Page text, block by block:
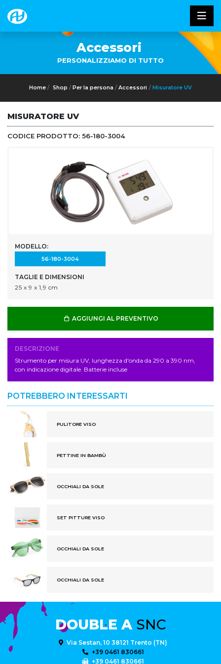
Accessori
PERSONALIZZIAMO DI TUTTO
Home Shop Per la persona Accessori Misuratore UV
MISURATORE UV
CODICE PRODOTTO: 56-180-3004
MODELLO:
56-180-3004
TAGLIE E DIMENSIONI
25 x 9 x 1,9 cm
AGGIUNGI AL PREVENTIVO
DESCRIZIONE
Strumento per misura UV, lunghezza d'onda da 290 a 390 nm,
con indicazione digitale. Batterie incluse
POTREBBERO INTERESSARTI
PULITORE VISO
PETTINE IN BAMBÙ
OCCHIALI DA SOLE
SET PITTURE VISO
OCCHIALI DA SOLE
OCCHIALI DA SOLE
DOUBLE A SNC
Via Sestan, 10 38121 Trento (TN)
+39 0461 830661
+39 0461 830661